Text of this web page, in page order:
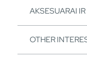
AKSESUARAI
OTHER